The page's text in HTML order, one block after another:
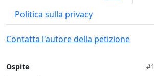
Politica sulla privacy
Contatta l'autore della petizione
Ospite #1